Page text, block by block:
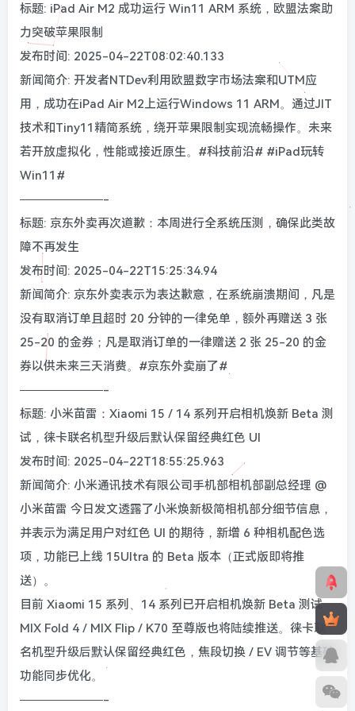
标题: iPad Air M2 成功运行 Win11 ARM 系统，欧盟法案助
力突破苹果限制
发布时间: 2025-04-22T08:02:40.133
新闻简介: 开发者NTDev利用欧盟数字市场法案和UTM应
用，成功在iPad Air M2上运行Windows 11 ARM。通过JIT
技术和Tiny11精简系统，绕开苹果限制实现流畅操作。未来
若开放虚拟化，性能或接近原生。#科技前沿# #iPad玩转
Win11#
———————-
标题: 京东外卖再次道歉：本周进行全系统压测，确保此类故
障不再发生
发布时间: 2025-04-22T15:25:34.94
新闻简介: 京东外卖表示为表达歉意，在系统崩溃期间，凡是
没有取消订单且超时 20 分钟的一律免单，额外再赠送 3 张
25-20 的金券；凡是取消订单的一律赠送 2 张 25-20 的金
券以供未来三天消费。#京东外卖崩了#
———————-
标题: 小米苗雷：Xiaomi 15 / 14 系列开启相机焕新 Beta 测
试，徕卡联名机型升级后默认保留经典红色 UI
发布时间: 2025-04-22T18:55:25.963
新闻简介: 小米通讯技术有限公司手机部相机部副总经理 @
小米苗雷 今日发文透露了小米焕新极简相机部分细节信息，
并表示为满足用户对红色 UI 的期待，新增 6 种相机配色选
项，功能已上线 15Ultra 的 Beta 版本（正式版即将推
送）。
目前 Xiaomi 15 系列、14 系列已开启相机焕新 Beta 测试，
MIX Fold 4 / MIX Flip / K70 至尊版也将陆续推送。徕卡联
名机型升级后默认保留经典红色，焦段切换 / EV 调节等基础
功能同步优化。
———————-